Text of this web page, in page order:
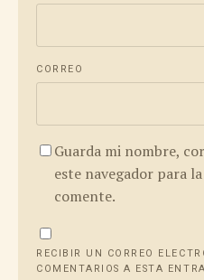
CORREO
Guarda mi nombre,
este navegador para
comente.
RECIBIR UN CORREO
COMENTARIOS A ESTA